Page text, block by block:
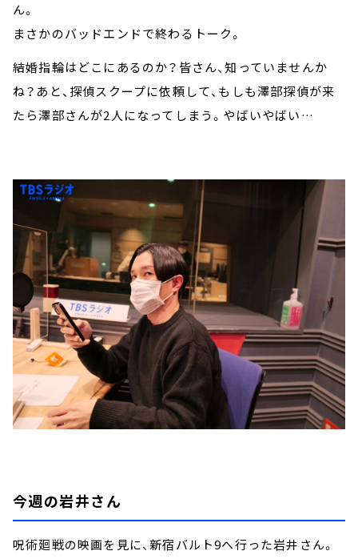
ん。
まさかのバッドエンドで終わるトーク。
結婚指輪はどこにあるのか？皆さん、知っていませんか
ね？あと、探偵スクープに依頼して、もしも澤部探偵が来
たら澤部さんが2人になってしまう。やばいやばい…
今週の岩井さん
呪術廻戦の映画を見に、新宿バルト9へ行った岩井さん。